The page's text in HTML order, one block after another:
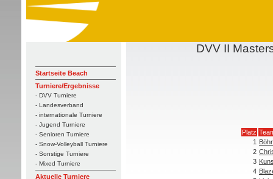
Startseite Beach
Turniere/Ergebnisse
- DVV Turniere
- Landesverband
- internationale Turniere
- Jugend Turniere
- Senioren Turniere
- Snow-Volleyball Turniere
- Sonstige Turniere
- Mixed Turniere
Aktuelle Turniere
DVV II
Platz
1
2
3
4